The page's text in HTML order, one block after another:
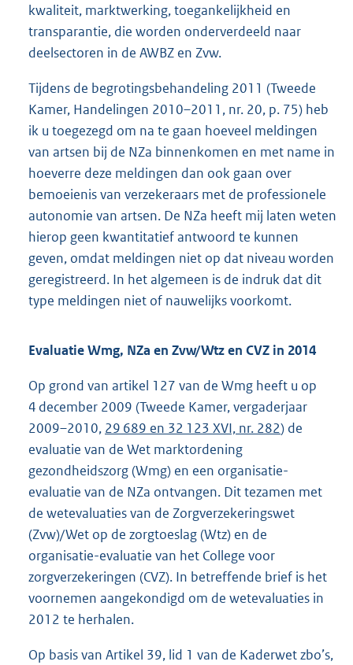
kwaliteit, marktwerking, toegankelijkheid en
transparantie, die worden onderverdeeld naar
deelsectoren in de AWBZ en Zvw.
Tijdens de begrotingsbehandeling 2011 (Tweede
Kamer, Handelingen 2010–2011, nr. 20, p. 75) heb
ik u toegezegd om na te gaan hoeveel meldingen
van artsen bij de NZa binnenkomen en met name in
hoeverre deze meldingen dan ook gaan over
bemoeienis van verzekeraars met de professionele
autonomie van artsen. De NZa heeft mij laten weten
hierop geen kwantitatief antwoord te kunnen
geven, omdat meldingen niet op dat niveau worden
geregistreerd. In het algemeen is de indruk dat dit
type meldingen niet of nauwelijks voorkomt.
Evaluatie Wmg, NZa en Zvw/Wtz en CVZ in 2014
Op grond van artikel 127 van de Wmg heeft u op
4 december 2009 (Tweede Kamer, vergaderjaar
2009–2010, 29 689 en 32 123 XVI, nr. 282) de
evaluatie van de Wet marktordening
gezondheidszorg (Wmg) en een organisatie-
evaluatie van de NZa ontvangen. Dit tezamen met
de wetevaluaties van de Zorgverzekeringswet
(Zvw)/Wet op de zorgtoeslag (Wtz) en de
organisatie-evaluatie van het College voor
zorgverzekeringen (CVZ). In betreffende brief is het
voornemen aangekondigd om de wetevaluaties in
2012 te herhalen.
Op basis van Artikel 39, lid 1 van de Kaderwet zbo’s,